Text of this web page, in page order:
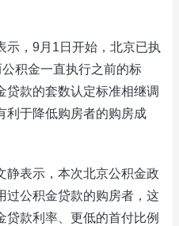
示，9月1日开始，北京已执
积金一直执行之前的标
贷款的套数认定标准相继调
利于降低购房者的购房成
静表示，本次北京公积金政
过公积金贷款的购房者，这
贷款利率、更低的首付比例